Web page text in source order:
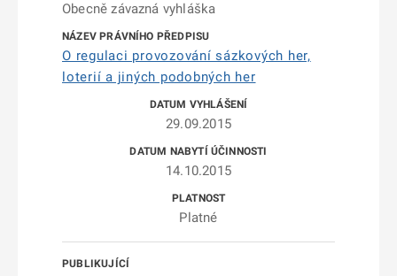
Obecně závazná vyhláška
O regulaci provozování sázkových her,
loterií a jiných podobných her
29.09.2015
14.10.2015
Platné